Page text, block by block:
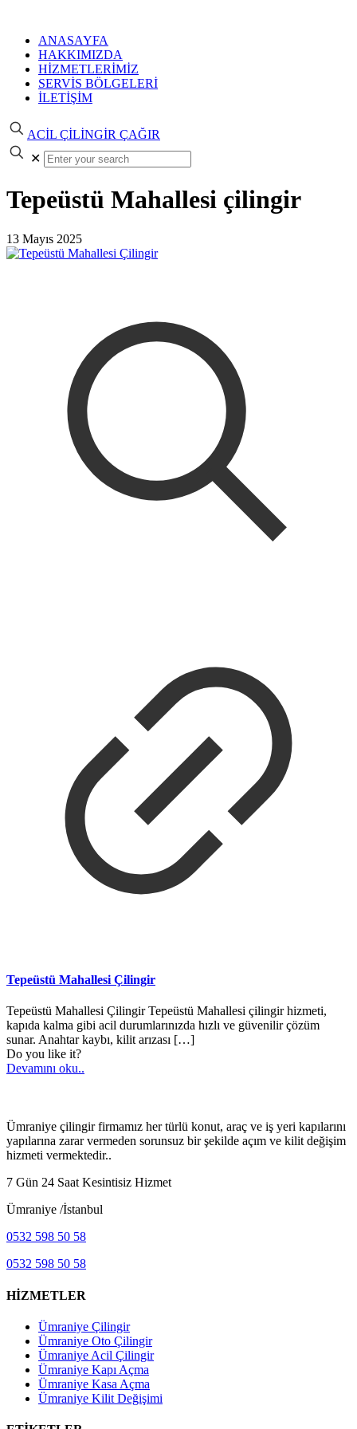
ANASAYFA
HAKKIMIZDA
HİZMETLERİMİZ
SERVİS BÖLGELERİ
İLETİŞİM
ACİL ÇİLİNGİR ÇAĞIR
✕
Tepeüstü Mahallesi çilingir
13 Mayıs 2025
Tepeüstü Mahallesi Çilingir
Tepeüstü Mahallesi Çilingir Tepeüstü Mahallesi çilingir hizmeti,
kapıda kalma gibi acil durumlarınızda hızlı ve güvenilir çözüm
sunar. Anahtar kaybı, kilit arızası […]
Do you like it?
Devamını oku..
Ümraniye çilingir firmamız her türlü konut, araç ve iş yeri kapılarını
yapılarına zarar vermeden sorunsuz bir şekilde açım ve kilit değişim
hizmeti vermektedir..
7 Gün 24 Saat Kesintisiz Hizmet
Ümraniye /İstanbul
0532 598 50 58
0532 598 50 58
HİZMETLER
Ümraniye Çilingir
Ümraniye Oto Çilingir
Ümraniye Acil Çilingir
Ümraniye Kapı Açma
Ümraniye Kasa Açma
Ümraniye Kilit Değişimi